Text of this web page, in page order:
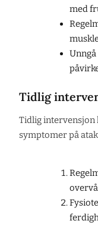
med
Tidlig
Tidlig intervensjon
symptomer på